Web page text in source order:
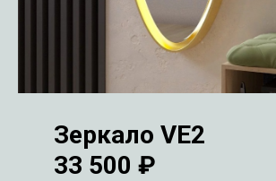
Зеркало VE2
33 500 ₽